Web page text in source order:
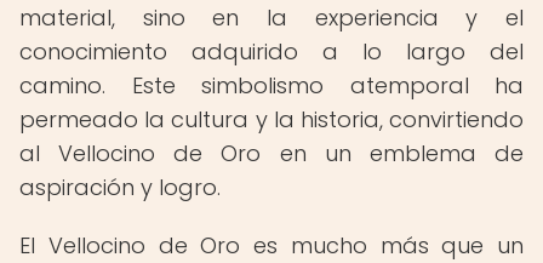
material, sino en la experiencia y el
conocimiento adquirido a lo largo del
camino. Este simbolismo atemporal ha
permeado la cultura y la historia, convirtiendo
al Vellocino de Oro en un emblema de
aspiración y logro.
El Vellocino de Oro es mucho más que un